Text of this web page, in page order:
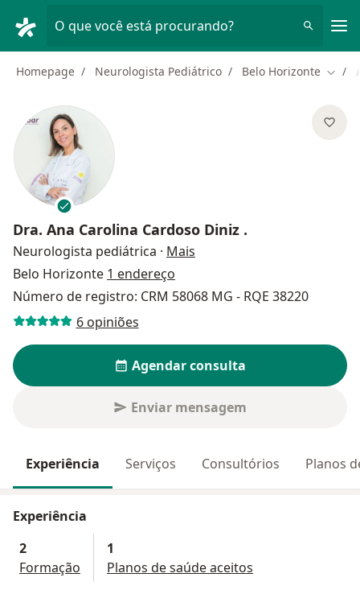
O que você está procurando?
Homepage Neurologista Pediátrico Belo Horizonte
Dra. Ana Carolina Cardoso Diniz .
Neurologista pediátrica · Mais
Belo Horizonte 1 endereço
Número de registro: CRM 58068 MG - RQE 38220
6 opiniões
Agendar consulta
Enviar mensagem
Experiência Serviços Consultórios Planos
Experiência
2
Formação
1
Planos de saúde aceitos